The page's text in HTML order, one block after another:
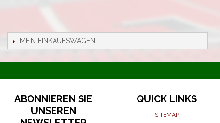
MEIN EINKAUFSWAGEN
ABONNIEREN SIE
UNSEREN
QUICK LINKS
SITEMAP